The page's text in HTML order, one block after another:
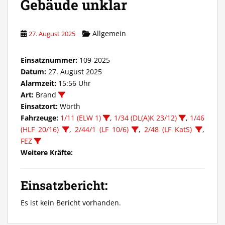
Gebäude unklar
27. August 2025 Allgemein
Einsatznummer: 109-2025
Datum: 27. August 2025
Alarmzeit: 15:56 Uhr
Art: Brand
Einsatzort: Wörth
Fahrzeuge: 1/11 (ELW 1) , 1/34 (DL(A)K 23/12) , 1/46
(HLF 20/16)
, 2/44/1 (LF 10/6) ,2/48 (LF KatS)
,
FEZ
Weitere Kräfte:
Einsatzbericht:
Es ist kein Bericht vorhanden.